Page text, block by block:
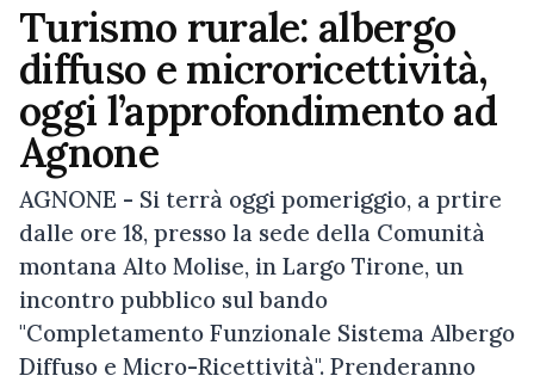
Turismo rurale: albergo
diffuso e microricettività,
oggi l’approfondimento ad
Agnone
AGNONE - Si terrà oggi pomeriggio, a prtire
dalle ore 18, presso la sede della Comunità
montana Alto Molise, in Largo Tirone, un
incontro pubblico sul bando
"Completamento Funzionale Sistema Albergo
Diffuso e Micro-Ricettività". Prenderanno